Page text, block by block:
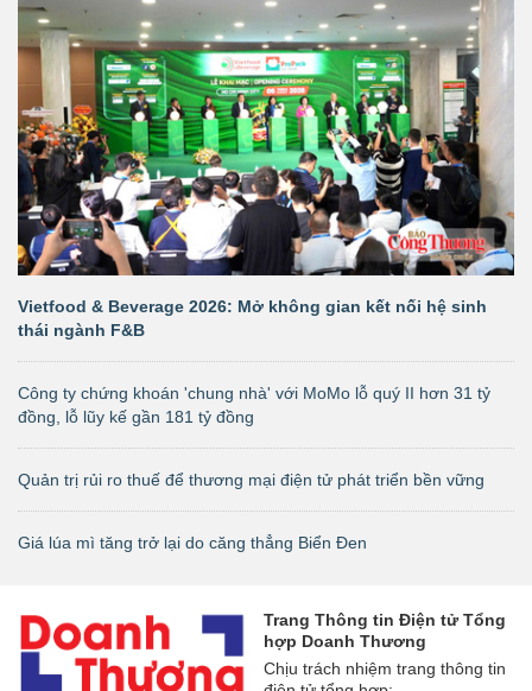
Vietfood & Beverage 2026: Mở không gian kết nối hệ sinh
thái ngành F&B
Công ty chứng khoán 'chung nhà' với MoMo lỗ quý II hơn 31 tỷ
đồng, lỗ lũy kế gần 181 tỷ đồng
Quản trị rủi ro thuế để thương mại điện tử phát triển bền vững
Giá lúa mì tăng trở lại do căng thẳng Biển Đen
Trang Thông tin Điện tử Tổng
hợp Doanh Thương
Chịu trách nhiệm trang thông tin